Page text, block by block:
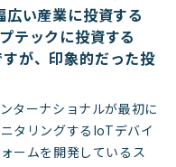
い産業に投資する
テックに投資する
が、印象的だった投
ターナショナルが最初に
タリングするIoTデバイ
ームを開発しているス